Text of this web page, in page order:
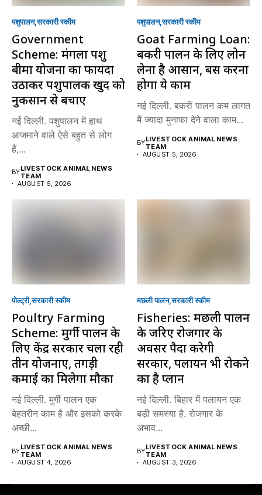
पशुपालन सरकारी स्की‍म
Government
Scheme: मंगला पशु
बीमा योजना का फायदा
उठाकर पशुपालक खुद को
नुकसान से बचाएं
नई दिल्ली. पशुपालन में हाथ
आजमाने वाले ऐसे बहुत से लोग
हैं,...
BYLIVESTOCK ANIMAL NEWS
TEAM
AUGUST 6, 2026
पशुपालन सरकारी स्की‍म
Goat Farming Loan:
बकरी पालन के लिए लोन
लेना है आसान, बस करना
होगा ये काम
नई दिल्ली. बकरी पालन कम लागत
में ज्यादा मुनाफा देने वाला काम...
BYLIVESTOCK ANIMAL NEWS
TEAM
AUGUST 5, 2026
पोल्ट्री सरकारी स्की‍म
Poultry Farming
Scheme: मुर्गी पालन के
लिए केंद्र सरकार चला रही
तीन योजनाएं, तगड़ी
कमाई का मिलेगा मौका
नई दिल्ली. मुर्गी पालन एक
बेहतरीन काम है और इसको करके
अच्छी...
BYLIVESTOCK ANIMAL NEWS
TEAM
AUGUST 4, 2026
मछली पालन सरकारी स्की‍म
Fisheries: मछली पालन
के जरिए रोजगार के
अवसर पैदा करेगी
सरकार, पलायन भी रोकने
का है प्लान
नई दिल्ली. बिहार में पलायन एक
बड़ी समस्या है. रोजगार के
अभाव...
BYLIVESTOCK ANIMAL NEWS
TEAM
AUGUST 3, 2026